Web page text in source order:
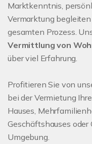
Marktkenntnis,
Vermarktung
gesamten Prozess.
Vermittlung von
über viel Erfahrung.
Profitieren Sie von
bei der Vermietung
Hauses,
Geschäftshauses
Umgebung.